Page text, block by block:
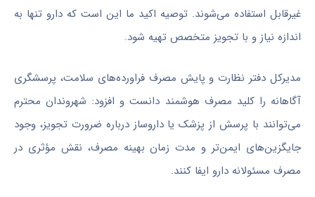
غیرقابل استفاده می‌شوند. توصیه اکید ما این است که دارو تنها به
اندازه نیاز و با تجویز متخصص تهیه شود.
مدیرکل دفتر نظارت و پایش مصرف فراورده‌های سلامت، پرسشگری
آگاهانه را کلید مصرف هوشمند دانست و افزود: شهروندان محترم
می‌توانند با پرسش از پزشک یا داروساز درباره ضرورت تجویز، وجود
جایگزین‌های ایمن‌تر و مدت زمان بهینه مصرف، نقش مؤثری در
مصرف مسئولانه دارو ایفا کنند.